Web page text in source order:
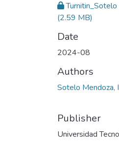
(2.59 MB)
Date
2024-08
Authors
Sotelo Mendoza,
Publisher
Universidad